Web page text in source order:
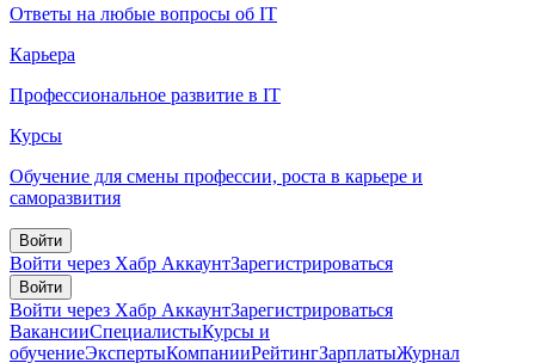
Ответы на любые вопросы об IT
Карьера
Профессиональное развитие в IT
Курсы
Обучение для смены профессии, роста в карьере и
саморазвития
Войти
Войти через Хабр АккаунтЗарегистрироваться
Войти
Войти через Хабр АккаунтЗарегистрироваться
ВакансииСпециалистыКурсы и
обучениеЭкспертыКомпанииРейтингЗарплатыЖурнал